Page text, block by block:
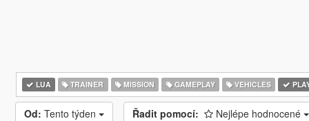
LUA TRAINER MISSION GAMEPLAY VEHICLES
Od: Tento týden Řadit pomocí: Nejlépe hodnocené